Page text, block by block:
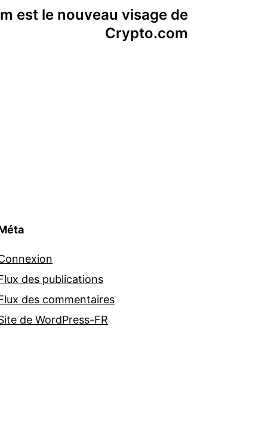
est le nouveau visage de
Crypto.com
des publications
des commentaires
de WordPress-FR